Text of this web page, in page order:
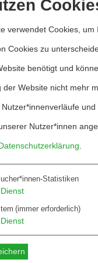
Union gibt
Dramen
mehr als
die
wie
vorüberfuhren,
werden zum
In einzelnen
her, bis am
verwendet Cookies,
Cookies zu
benötigt und
der Website nicht mehr
Nutzer*innen
Statistiken
Dienst
(immer erforderlich)
Dienst